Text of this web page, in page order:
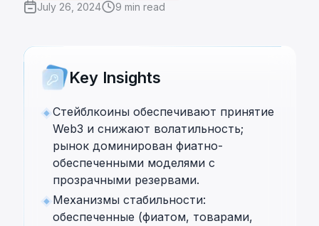
July 26, 2024
9 min read
Key Insights
Стейблкоины обеспечивают принятие
Web3 и снижают волатильность;
рынок доминирован фиатно-
обеспеченными моделями с
прозрачными резервами.
Механизмы стабильности:
обеспеченные (фиатом, товарами,